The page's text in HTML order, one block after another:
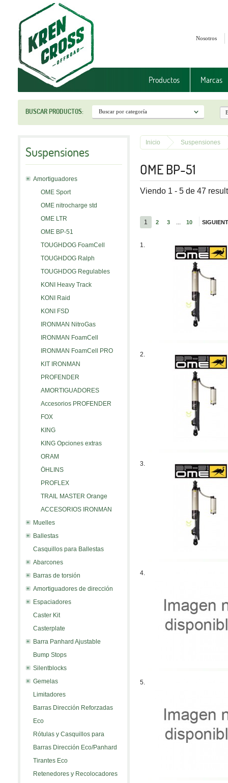
Nosotros
Productos Marcas
BUSCAR PRODUCTOS:
Suspensiones
Amortiguadores
OME Sport
OME nitrocharge std
OME LTR
OME BP-51
TOUGHDOG FoamCell
TOUGHDOG Ralph
TOUGHDOG Regulables
KONI Heavy Track
KONI Raid
KONI FSD
IRONMAN NitroGas
IRONMAN FoamCell
IRONMAN FoamCell PRO
KIT IRONMAN
PROFENDER
AMORTIGUADORES
Accesorios PROFENDER
FOX
KING
KING Opciones extras
ORAM
ÖHLINS
PROFLEX
TRAIL MASTER Orange
ACCESORIOS IRONMAN
Muelles
Ballestas
Casquillos para Ballestas
Abarcones
Barras de torsión
Amortiguadores de dirección
Espaciadores
Caster Kit
Casterplate
Barra Panhard Ajustable
Bump Stops
Silentblocks
Gemelas
Limitadores
Barras Dirección Reforzadas
Eco
Rótulas y Casquillos para
Barras Dirección Eco/Panhard
Tirantes Eco
Retenedores y Recolocadores
Inicio Suspensiones
OME BP-51
Viendo 1 - 5 de 47
1 2 3 ... 10
1.
2.
3.
4.
5.